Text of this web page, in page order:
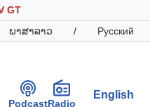
GT
ພາສາລາວ / Русский
PodcastRadio
English